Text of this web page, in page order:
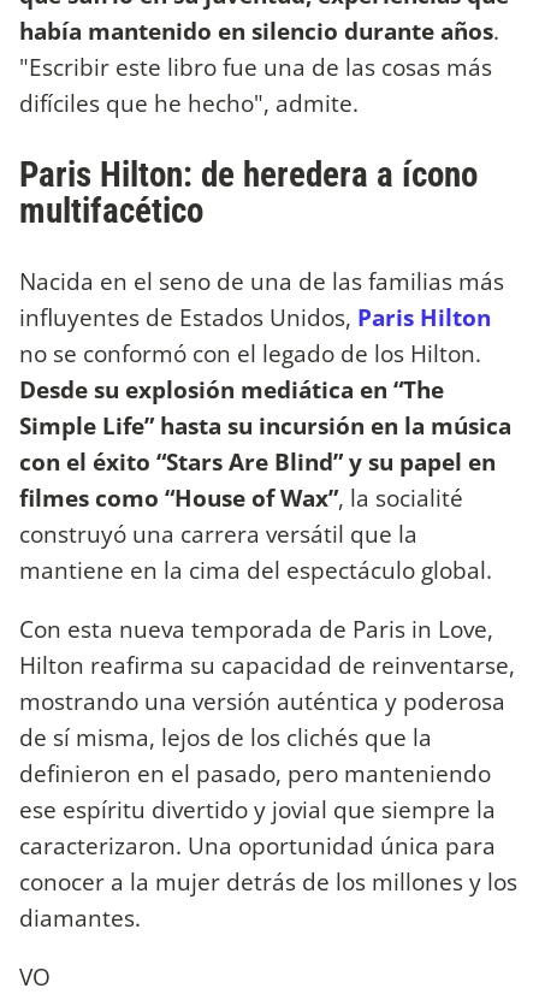
había mantenido en silencio durante años.
"Escribir este libro fue una de las cosas más
difíciles que he hecho", admite.
Paris Hilton: de heredera a ícono
multifacético
Nacida en el seno de una de las familias más
influyentes de Estados Unidos, Paris Hilton
no se conformó con el legado de los Hilton.
Desde su explosión mediática en “The
Simple Life” hasta su incursión en la música
con el éxito “Stars Are Blind” y su papel en
filmes como “House of Wax”, la socialité
construyó una carrera versátil que la
mantiene en la cima del espectáculo global.
Con esta nueva temporada de Paris in Love,
Hilton reafirma su capacidad de reinventarse,
mostrando una versión auténtica y poderosa
de sí misma, lejos de los clichés que la
definieron en el pasado, pero manteniendo
ese espíritu divertido y jovial que siempre la
caracterizaron. Una oportunidad única para
conocer a la mujer detrás de los millones y los
diamantes.
VO